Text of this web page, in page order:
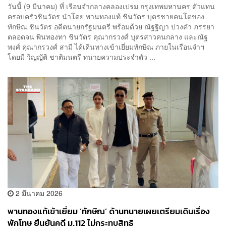
วันนี้ (9 มีนาคม) ที่ เรือนจำกลางคลองเปรม กรุงเทพมหานคร ตัวแทน
ครอบครัวชินวัตร นำโดย พานทองแท้ ชินวัตร บุตรชายคนโตของ
ทักษิณ ชินวัตร อดีตนายกรัฐมนตรี พร้อมด้วย ณัฐฐิญา ปวงคำ ภรรยา
ตลอดจน พินทองทา ชินวัตร คุณากรวงศ์ บุตรสาวคนกลาง และณัฐ
พงศ์ คุณากรวงศ์ สามี ได้เดินทางเข้าเยี่ยมทักษิณ ภายในเรือนจำฯ
โดยมี วิญญัติ ชาติมนตรี ทนายความประจำตัว ...
2 มีนาคม 2026
​พานทองแท้เข้าเยี่ยม ‘ทักษิณ’ ด้านทนายเผยเตรียมเดินเรื่อง
พักโทษ ยืนยันคดี ม.112 ไม่กระทบสิทธิ